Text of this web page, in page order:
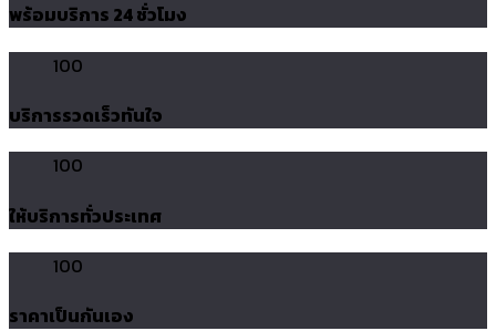
พร้อมบริการ 24 ชั่วโมง
100
บริการรวดเร็วทันใจ
100
ให้บริการทั่วประเทศ
100
ราคาเป็นกันเอง